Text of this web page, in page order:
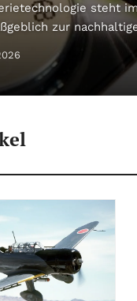
steht
zur